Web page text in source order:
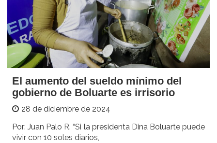
El aumento del sueldo mínimo del
gobierno de Boluarte es irrisorio
28 de diciembre de 2024
Por: Juan Palo R. “Si la presidenta Dina Boluarte puede
vivir con 10 soles diarios,